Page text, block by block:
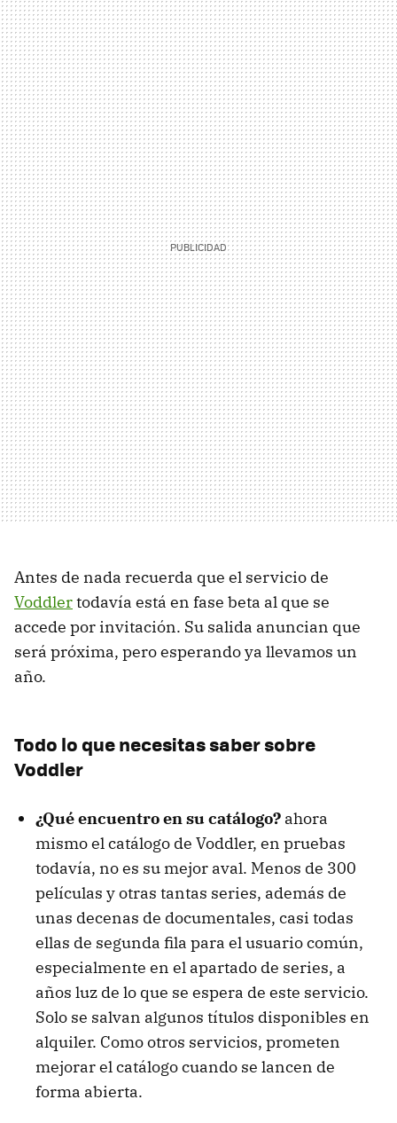
Antes de nada recuerda que el servicio de
Voddlertodavía está en fase beta al que se
accede por invitación. Su salida anuncian que
será próxima, pero esperando ya llevamos un
año.
Todo lo que necesitas saber sobre
Voddler
¿Qué encuentro en su catálogo? ahora
mismo el catálogo de Voddler, en pruebas
todavía, no es su mejor aval. Menos de 300
películas y otras tantas series, además de
unas decenas de documentales, casi todas
ellas de segunda fila para el usuario común,
especialmente en el apartado de series, a
años luz de lo que se espera de este servicio.
Solo se salvan algunos títulos disponibles en
alquiler. Como otros servicios, prometen
mejorar el catálogo cuando se lancen de
forma abierta.